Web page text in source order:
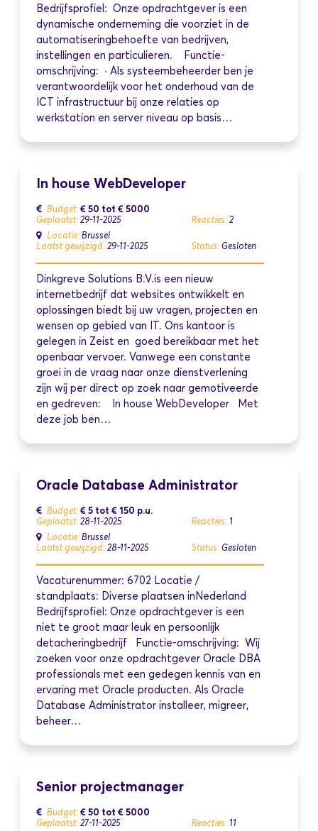
Bedrijfsprofiel: Onze opdrachtgever is een
dynamische onderneming die voorziet in de
automatiseringbehoefte van bedrijven,
instellingen en particulieren. Functie-
omschrijving: · Als systeembeheerder ben je
verantwoordelijk voor het onderhoud van de
ICT infrastructuur bij onze relaties op
werkstation en server niveau op basis…
In house WebDeveloper
Budget: € 50 tot € 5000
Geplaatst: 29-11-2025 Reacties: 2
Locatie: Brussel
Laatst gewijzigd: 29-11-2025 Status: Gesloten
Dinkgreve Solutions B.V.is een nieuw
internetbedrijf dat websites ontwikkelt en
oplossingen biedt bij uw vragen, projecten en
wensen op gebied van IT. Ons kantoor is
gelegen in Zeist en goed bereikbaar met het
openbaar vervoer. Vanwege een constante
groei in de vraag naar onze dienstverlening
zijn wij per direct op zoek naar gemotiveerde
en gedreven: In house WebDeveloper Met
deze job ben…
Oracle Database Administrator
Budget: € 5 tot € 150 p.u.
Geplaatst: 28-11-2025 Reacties: 1
Locatie: Brussel
Laatst gewijzigd: 28-11-2025 Status: Gesloten
Vacaturenummer: 6702 Locatie /
standplaats: Diverse plaatsen inNederland
Bedrijfsprofiel: Onze opdrachtgever is een
niet te groot maar leuk en persoonlijk
detacheringbedrijf Functie-omschrijving: Wij
zoeken voor onze opdrachtgever Oracle DBA
professionals met een gedegen kennis van en
ervaring met Oracle producten. Als Oracle
Database Administrator installeer, migreer,
beheer…
Senior projectmanager
Budget: € 50 tot € 5000
Geplaatst: 27-11-2025 Reacties: 11